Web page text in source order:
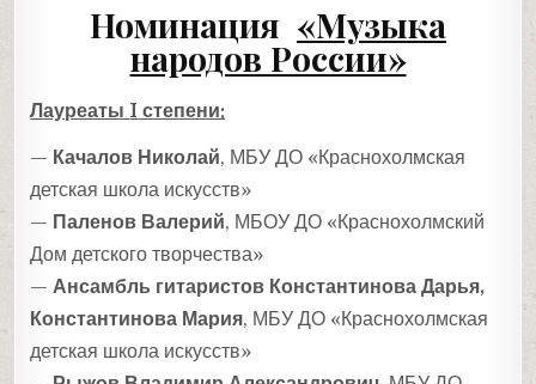
Номинация «Музыка
народов России»
Лауреаты I степени:
— Качалов Николай, МБУ ДО «Краснохолмская
детская школа искусств»
— Паленов Валерий, МБОУ ДО «Краснохолмский
Дом детского творчества»
— Ансамбль гитаристов Константинова Дарья,
Константинова Мария, МБУ ДО «Краснохолмская
детская школа искусств»